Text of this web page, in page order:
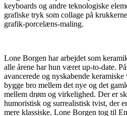
keyboards og andre teknologiske
grafiske tryk som collage på
grafik-porcelæns-maling.
Lone Borgen har arbejdet som
alle årene har hun været up-to-date.
avancerede og nyskabende
bygge bro mellem det nye og det
mellem drøm og virkelighed. Der er
humoristisk og surrealistisk tvist, der
mere klassiske. Lone Borgen tog til